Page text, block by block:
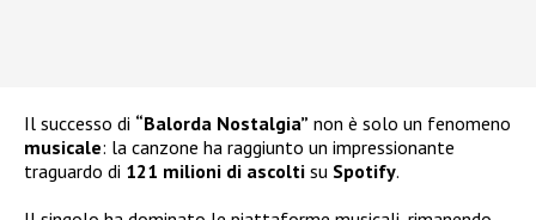
Il successo di “Balorda Nostalgia” non è solo un fenomeno
musicale: la canzone ha raggiunto un impressionante
traguardo di 121 milioni di ascolti su Spotify.